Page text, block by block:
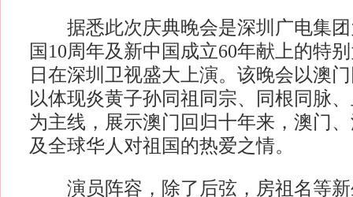
据悉此次庆典晚会是深圳广电集团
国10周年及新中国成立60年献上的特
日在深圳卫视盛大上演。该晚会以澳
以体现炎黄子孙同祖同宗、同根同脉
为主线，展示澳门回归十年来，澳门
及全球华人对祖国的热爱之情。
演员阵容，除了后弦，房祖名等新